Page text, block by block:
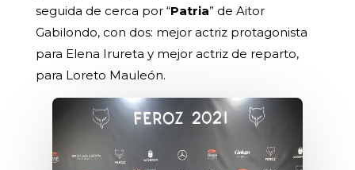
seguida de cerca por “Patria” de Aitor
Gabilondo, con dos: mejor actriz protagonista
para Elena Irureta y mejor actriz de reparto,
para Loreto Mauleón.